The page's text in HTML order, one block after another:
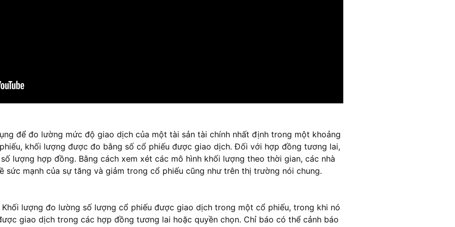
để đo lường mức độ giao dịch của một tài sản tài chính nhất định trong một khoảng
khối lượng được đo bằng số cổ phiếu được giao dịch. Đối với hợp đồng tương lai,
lượng hợp đồng. Bằng cách xem xét các mô hình khối lượng theo thời gian, các nhà
sức mạnh của sự tăng và giảm trong cổ phiếu cũng như trên thị trường nói chung.
lượng đo lường số lượng cổ phiếu được giao dịch trong một cổ phiếu, trong khi nó
giao dịch trong các hợp đồng tương lai hoặc quyền chọn. Chỉ báo có thể cảnh báo